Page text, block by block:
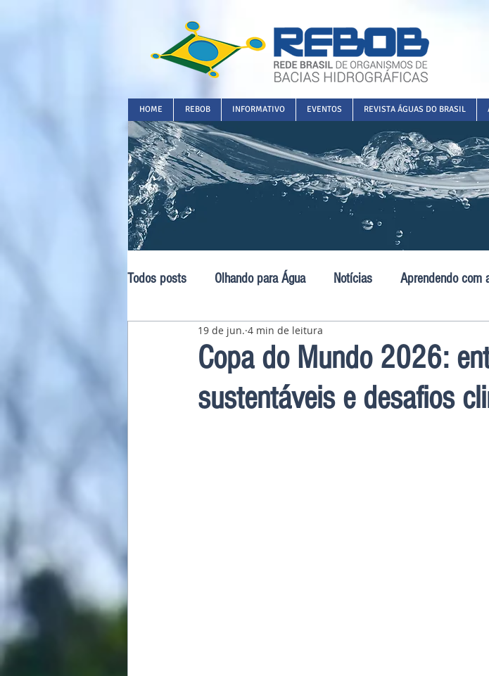
HOME REBOB INFORMATIVO EVENTOS REVISTA ÁGUAS DO BRASIL
Todos posts Olhando para Água Notícias Aprendendo com
Pavilhão Latino-Americano
Copa do Mundo 2026:
sustentáveis e desafios
19 de jun. 4 min de leitura